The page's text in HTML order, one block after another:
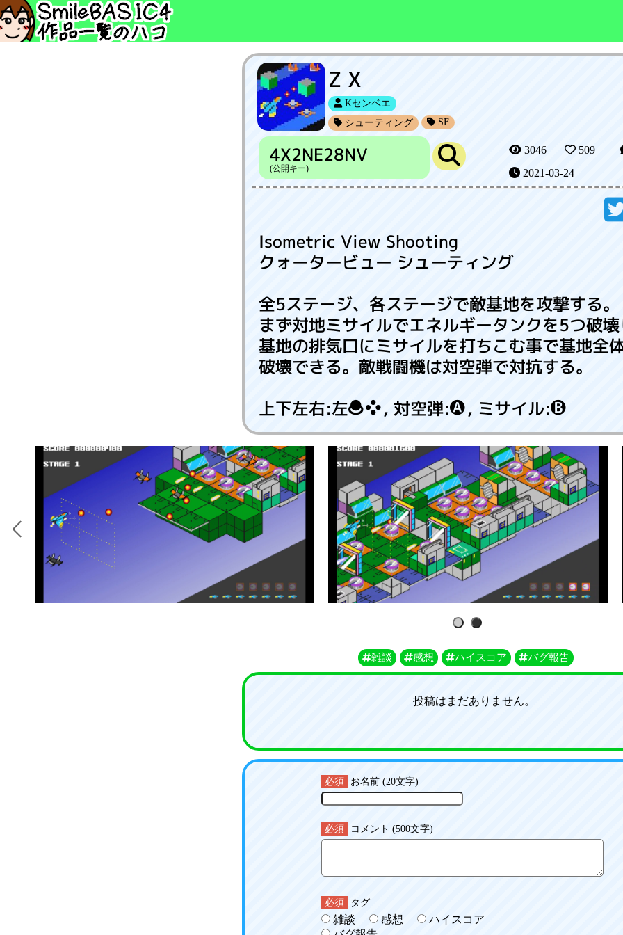
Z X
Kセンベエ
シューティング
SF
4X2NE28NV
(公開キー)
3046
509
2021-03-24
Isometric View Shooting
クォータービュー シューティング
全5ステージ、各ステージで敵基地を攻撃する。
まず対地ミサイルでエネルギータンクを5つ破
基地の排気口にミサイルを打ちこむ事で基地全
破壊できる。敵戦闘機は対空弾で対抗する。
上下左右:左, 対空弾:, ミサイル:
1 2
雑談 感想 ハイスコア バグ報告
投稿はまだありません。
必須 お名前 (20文字)
必須 コメント (500文字)
必須 タグ
雑談 感想
ハイスコア